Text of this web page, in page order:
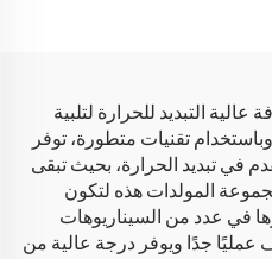
التبديد للحرارة لتلبية
تقنيات متطورة، توفر
في تبديد الحرارة، بحيث تبقى
المولدات هذه لتكون
في عدد من السيناريوهات
عمليًا جدًا ويوفر درجة عالية من